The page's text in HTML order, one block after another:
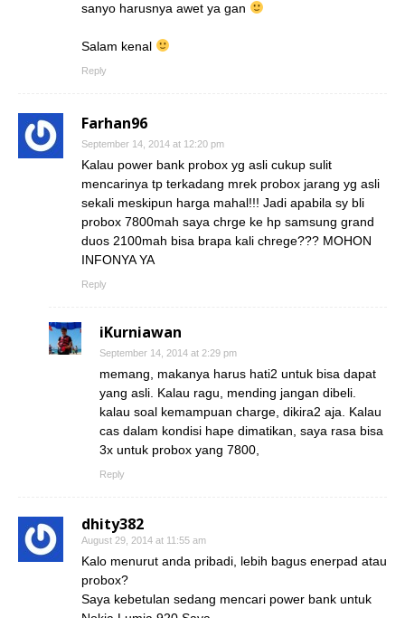
sanyo harusnya awet ya gan
Salam kenal
Reply
Farhan96
September 14, 2014 at 12:20 pm
Kalau power bank probox yg asli cukup sulit
mencarinya tp terkadang mrek probox jarang yg asli
sekali meskipun harga mahal!!! Jadi apabila sy bli
probox 7800mah saya chrge ke hp samsung grand
duos 2100mah bisa brapa kali chrege??? MOHON
INFONYA YA
Reply
iKurniawan
September 14, 2014 at 2:29 pm
memang, makanya harus hati2 untuk bisa dapat
yang asli. Kalau ragu, mending jangan dibeli.
kalau soal kemampuan charge, dikira2 aja. Kalau
cas dalam kondisi hape dimatikan, saya rasa bisa
3x untuk probox yang 7800,
Reply
dhity382
August 29, 2014 at 11:55 am
Kalo menurut anda pribadi, lebih bagus enerpad atau
probox?
Saya kebetulan sedang mencari power bank untuk